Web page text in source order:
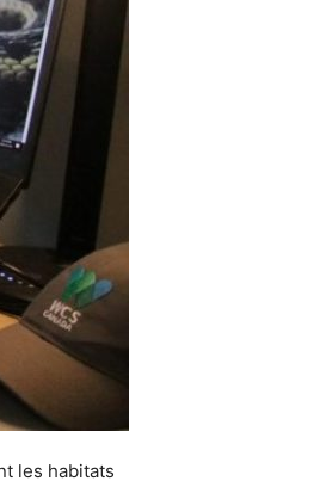
les habitats